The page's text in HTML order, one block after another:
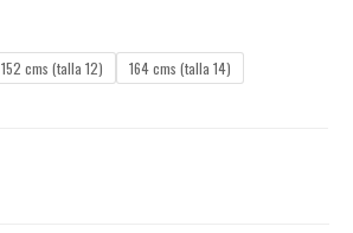
152 cms (talla 12) 164 cms (talla 14)